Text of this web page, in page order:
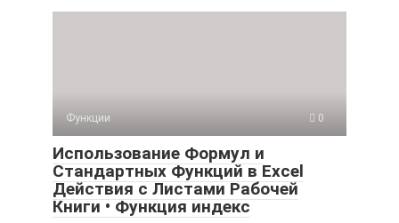
Функции 0
Использование Формул и
Стандартных Функций в Excel
Действия с Листами Рабочей
Книги • Функция индекс